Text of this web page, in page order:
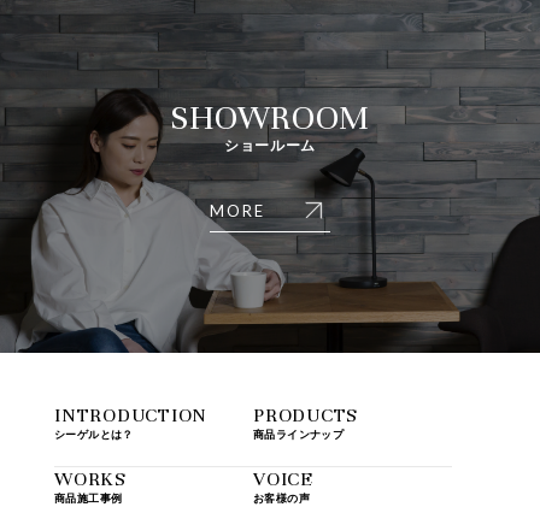
SHOWROOM
ショールーム
MORE
INTRODUCTION
シーゲルとは？
PRODUCTS
商品ラインナップ
WORKS
商品施工事例
VOICE
お客様の声